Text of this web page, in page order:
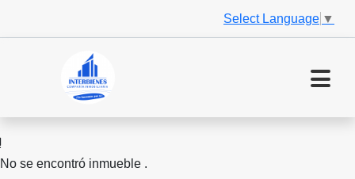
Select Language ▼
No se encontró inmueble .